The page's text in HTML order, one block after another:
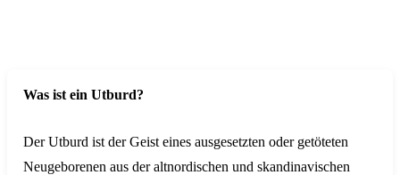
Was ist ein Utburd?
Der Utburd ist der Geist eines ausgesetzten oder getöteten
Neugeborenen aus der altnordischen und skandinavischen